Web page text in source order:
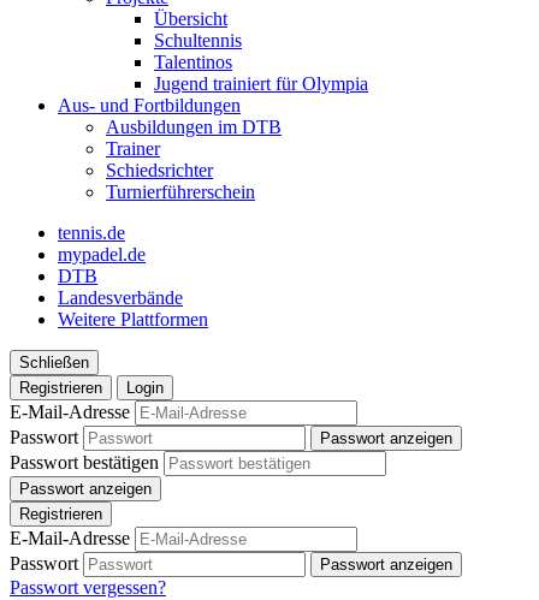
Übersicht
Schultennis
Talentinos
Jugend trainiert für Olympia
Aus- und Fortbildungen
Ausbildungen im DTB
Trainer
Schiedsrichter
Turnierführerschein
tennis.de
mypadel.de
DTB
Landesverbände
Weitere Plattformen
Schließen
Registrieren
Login
E-Mail-Adresse
Passwort
Passwort anzeigen
Passwort bestätigen
Passwort anzeigen
Registrieren
E-Mail-Adresse
Passwort
Passwort anzeigen
Passwort vergessen?